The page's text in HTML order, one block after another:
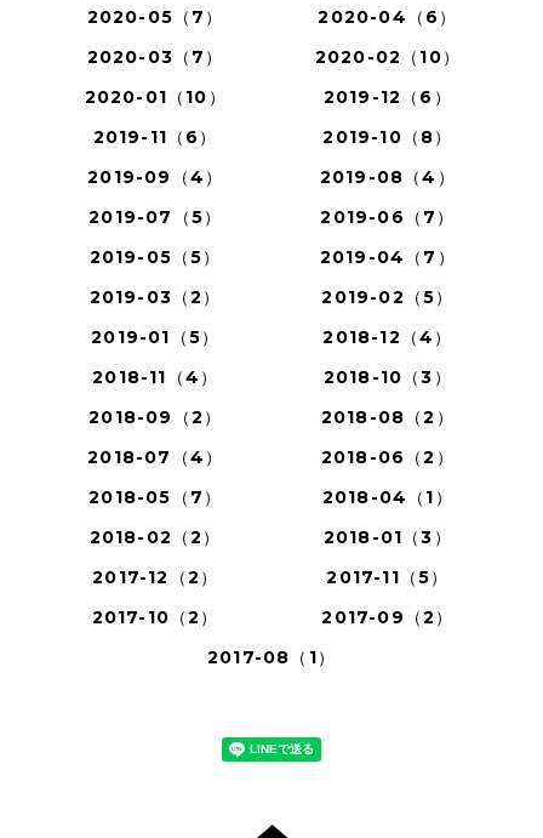
2020-05（7）
2020-04（6）
2020-03（7）
2020-02（10）
2020-01（10）
2019-12（6）
2019-11（6）
2019-10（8）
2019-09（4）
2019-08（4）
2019-07（5）
2019-06（7）
2019-05（5）
2019-04（7）
2019-03（2）
2019-02（5）
2019-01（5）
2018-12（4）
2018-11（4）
2018-10（3）
2018-09（2）
2018-08（2）
2018-07（4）
2018-06（2）
2018-05（7）
2018-04（1）
2018-02（2）
2018-01（3）
2017-12（2）
2017-11（5）
2017-10（2）
2017-09（2）
2017-08（1）